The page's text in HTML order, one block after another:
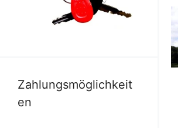
Zahlungsmöglichkeit
en